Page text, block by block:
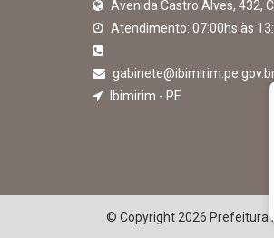
Avenida Castro Alves, 432,
Atendimento: 07:00hs às